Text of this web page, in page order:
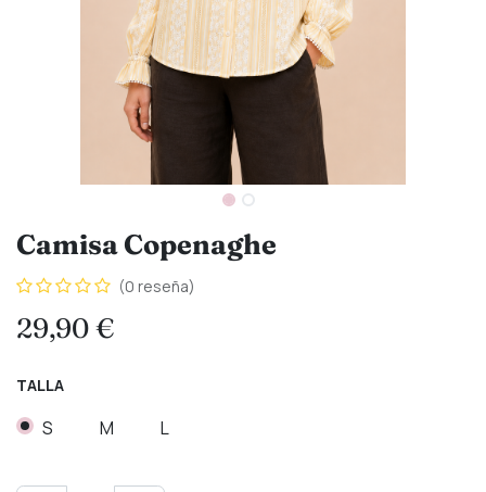
Camisa Copenaghe
(0 reseña)
29,90€
TALLA
S M L